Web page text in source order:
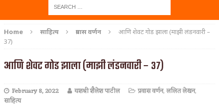
ताम्र – एक अफलातून धातू (COPPER)
अशी एक कविता लिहू इच्छिते
Home साहित्य प्रवास वर्णन
आणि शेवट गोड झाला (माझी लंडनवारी –
37)
आणि शेवट गोड झाला (माझी लंडनवारी – 37)
February 8, 2022 यशश्री शैलेश पाटील प्रवास वर्णन,ललित लेखन,
साहित्य